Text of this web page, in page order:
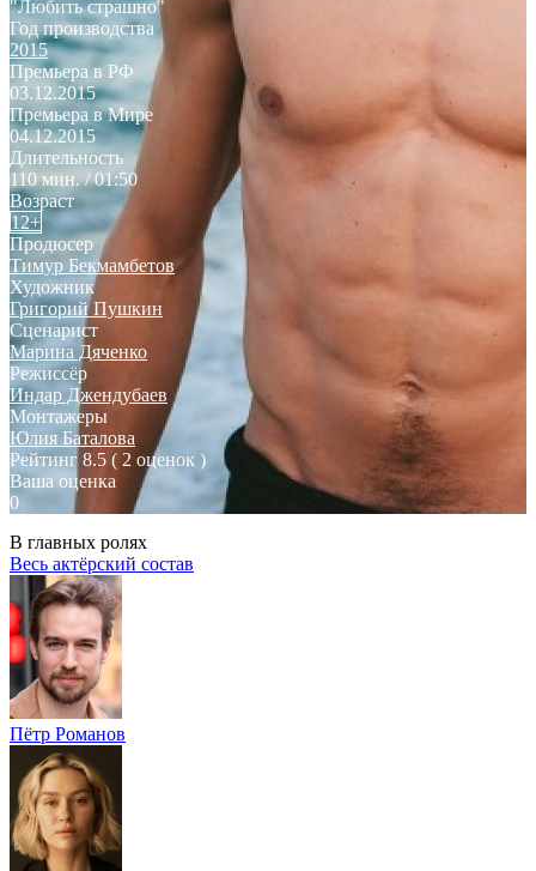
"Любить страшно"
Год производства
2015
Премьера в РФ
03.12.2015
Премьера в Мире
04.12.2015
Длительность
110 мин. / 01:50
Возраст
12+
Продюсер
Тимур Бекмамбетов
Художник
Григорий Пушкин
Сценарист
Марина Дяченко
Режиссёр
Индар Джендубаев
Монтажеры
Юлия Баталова
Рейтинг 8.5 ( 2 оценок )
Ваша оценка
0
В главных ролях
Весь актёрский состав
Пётр Романов